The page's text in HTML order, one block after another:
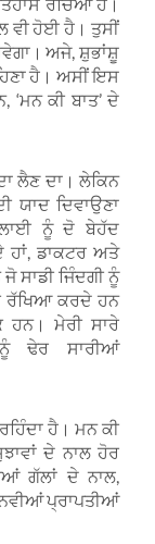
ਵੀ ਹੋਈ ਹੈ। ਤੁਸੀਂ
ਅਜੇ, ਸ਼ੁਭਾਂਸ਼ੂ
ਹੈ। ਅਸੀਂ ਇਸ
ਕੀ ਬਾਤ’ ਦੇ
ਲੈਣ ਦਾ। ਲੇਕਿਨ
ਯਾਦ ਦਿਵਾਉਣਾ
ਨੂੰ ਦੋ ਬੇਹੱਦ
ਹਾਂ, ਡਾਕਟਰ ਅਤੇ
ਸਾਡੀ ਜਿੰਦਗੀ ਨੂੰ
ਰੱਖਿਆ ਕਰਦੇ ਹਨ
ਹਨ। ਮੇਰੀ ਸਾਰੇ
ਢੇਰ ਸਾਰੀਆਂ
ਹੈ। ਮਨ ਕੀ
ਦੇ ਨਾਲ ਹੋਰ
ਗੱਲਾਂ ਦੇ ਨਾਲ,
ਪ੍ਰਾਪਤੀਆਂ